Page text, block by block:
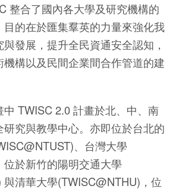
整合了國內各大學及研究機構的
的在於匯集羣英的力量來強化我
發展，提升全民資通安全認知，
構以及民間企業間合作管道的建
中 TWISC 2.0 計畫於北、中、南
究與教學中心。亦即位於台北的
、台灣大學
於新竹的陽明交通大學
清華大學(TWISC@NTHU)，位